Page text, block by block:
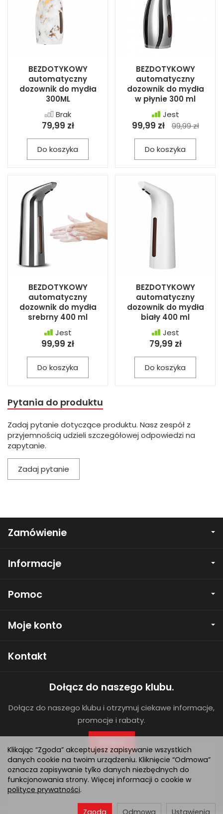
BEZDOTYKOWY
automatyczny
dozownik do mydła
300ML
Brak
79,99 zł
Do koszyka
BEZDOTYKOWY
automatyczny
dozownik do mydła
w płynie 300 ml
Jest
99,99 zł 99,99 zł
Do koszyka
BEZDOTYKOWY
automatyczny
dozownik do mydła
srebrny 400 ml
Jest
99,99 zł
Do koszyka
BEZDOTYKOWY
automatyczny
dozownik do mydła
biały 400 ml
Jest
79,99 zł
Do koszyka
Pytania do produktu
Zadaj pytanie dotyczące produktu. Nasz zespół z
przyjemnością udzieli szczegółowej odpowiedzi na
zapytanie.
Zadaj pytanie
Zamówienie
Informacje
Pomoc
Moje konto
Kontakt
Dołącz do naszego klubu.
Dołącz do naszego klubu i otrzymuj ciekawe informacje,
promocje i rabaty.
Klikając “Zgoda” akceptujesz zapisywanie wszystkich
danych cookie na twoim urządzeniu. Kliknięcie “Odmowa”
oznacza zapisywanie tylko danych niezbędnych do
funkcjonowania strony. Więcej informacji o cookie w
polityce prywatności.
Ustawienia
Odmowa
Zgoda